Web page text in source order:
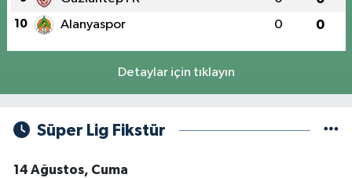
10 Alanyaspor 0 0
Detaylar için tıklayın
Süper Lig Fikstür
14 Ağustos, Cuma